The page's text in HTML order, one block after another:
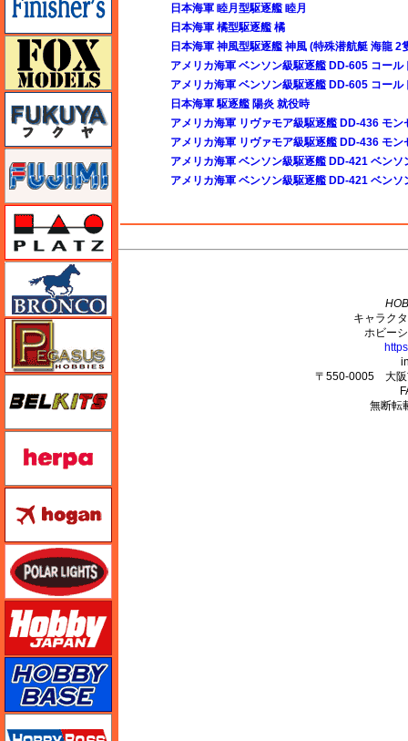
日本海軍 睦月型駆逐艦 睦月
日本海軍 橘型駆逐艦 橘
日本海軍 神風型駆逐艦 神風 (特殊潜航艇 海龍 2
アメリカ海軍 ベンソン級駆逐艦 DD-605 コール
アメリカ海軍 ベンソン級駆逐艦 DD-605 コー
日本海軍 駆逐艦 陽炎 就役時
アメリカ海軍 リヴァモア級駆逐艦 DD-436 モン
アメリカ海軍 リヴァモア級駆逐艦 DD-436 モ
アメリカ海軍 ベンソン級駆逐艦 DD-421 ベンソ
アメリカ海軍 ベンソン級駆逐艦 DD-421 ベン
フォックスモデル（FOX MODELS）
M's PLUS
キャラク
ホビー
〒550-0005 大阪
無断転